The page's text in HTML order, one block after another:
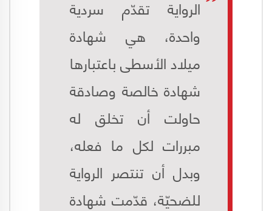
الرواية تقدّم سردية
واحدة، هي شهادة
ميلاد الأسطى باعتبارها
شهادة خالصة وصادقة
حاولت أن تخلق له
مبررات لكل ما فعله،
وبدل أن تنتصر الرواية
للضحيّة، قدّمت شهادة